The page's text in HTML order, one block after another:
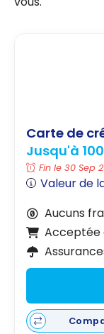
Carte de
Jusqu'à
Fin le 30 Sep
Valeur de
Aucuns
Acceptée